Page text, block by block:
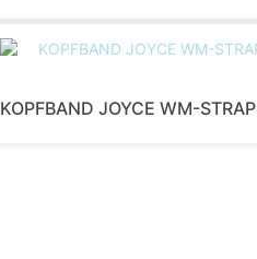
KOPFBAND JOYCE WM-STRAP